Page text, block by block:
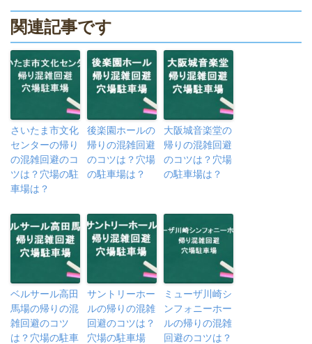
関連記事です
さいたま市文化
センターの帰り
の混雑回避のコ
ツは？穴場の駐
車場は？
後楽園ホールの
帰りの混雑回避
のコツは？穴場
の駐車場は？
大阪城音楽堂の
帰りの混雑回避
のコツは？穴場
の駐車場は？
ベルサール高田
馬場の帰りの混
雑回避のコツ
は？穴場の駐車
サントリーホー
ルの帰りの混雑
回避のコツは？
穴場の駐車場
ミューザ川崎シ
ンフォニーホー
ルの帰りの混雑
回避のコツは？